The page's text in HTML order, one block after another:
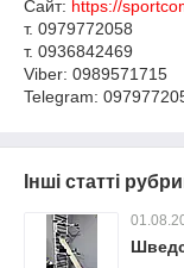
Сайт: https://
т. 0979772058
т. 0936842469
Viber: 0989571715
Telegram:
Інші статті